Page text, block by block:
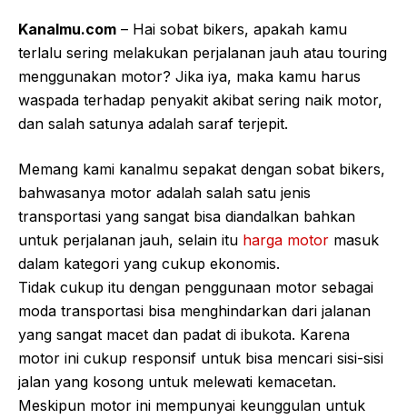
Kanalmu.com – Hai sobat bikers, apakah kamu
terlalu sering melakukan perjalanan jauh atau touring
menggunakan motor? Jika iya, maka kamu harus
waspada terhadap penyakit akibat sering naik motor,
dan salah satunya adalah saraf terjepit.
Memang kami kanalmu sepakat dengan sobat bikers,
bahwasanya motor adalah salah satu jenis
transportasi yang sangat bisa diandalkan bahkan
untuk perjalanan jauh, selain itu harga motor masuk
dalam kategori yang cukup ekonomis.
Tidak cukup itu dengan penggunaan motor sebagai
moda transportasi bisa menghindarkan dari jalanan
yang sangat macet dan padat di ibukota. Karena
motor ini cukup responsif untuk bisa mencari sisi-sisi
jalan yang kosong untuk melewati kemacetan.
Meskipun motor ini mempunyai keunggulan untuk